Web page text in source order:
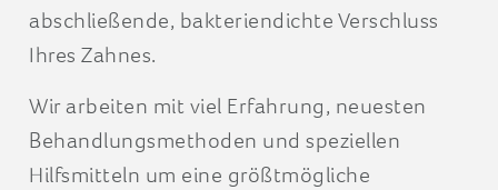
abschließende, bakteriendichte Verschluss
Ihres Zahnes.
Wir arbeiten mit viel Erfahrung, neuesten
Behandlungsmethoden und speziellen
Hilfsmitteln um eine größtmögliche